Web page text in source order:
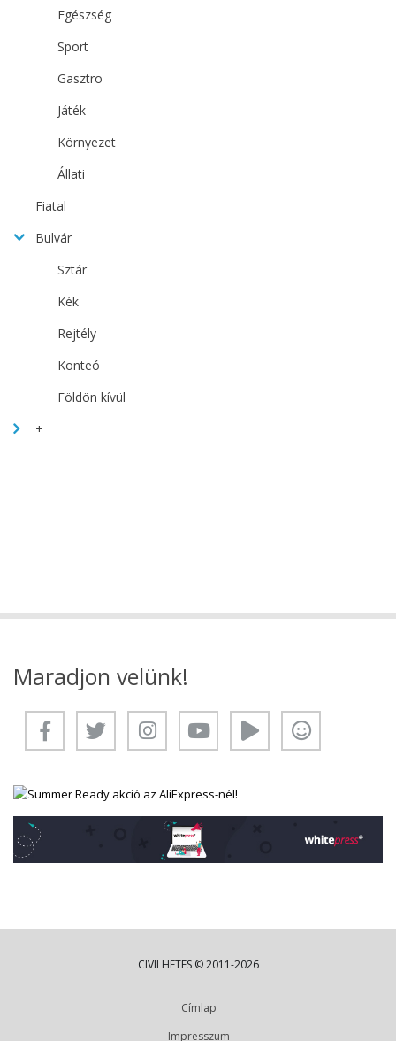
Egészség
Sport
Gasztro
Játék
Környezet
Állati
Fiatal
Bulvár
Sztár
Kék
Rejtély
Konteó
Földön kívül
+
Maradjon velünk!
CIVILHETES © 2011-2026
Címlap
Impresszum